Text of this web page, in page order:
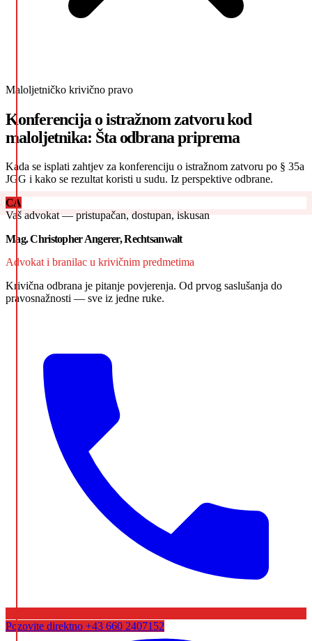
Maloljetničko krivično pravo
Konferencija o istražnom zatvoru kod
maloljetnika: Šta odbrana priprema
Kada se isplati zahtjev za konferenciju o istražnom zatvoru po § 35a
JGG i kako se rezultat koristi u sudu. Iz perspektive odbrane.
CA
Vaš advokat — pristupačan, dostupan, iskusan
Mag. Christopher Angerer, Rechtsanwalt
Advokat i branilac u krivičnim predmetima
Krivična odbrana je pitanje povjerenja. Od prvog saslušanja do
pravosnažnosti — sve iz jedne ruke.
Pozovite direktno +43 660 2407152